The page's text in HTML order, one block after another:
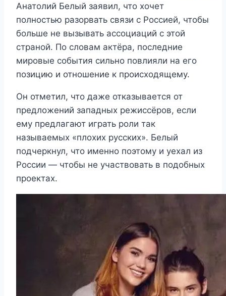
Анатолий Белый заявил, что хочет
полностью разорвать связи с Россией, чтобы
больше не вызывать ассоциаций с этой
страной. По словам актёра, последние
мировые события сильно повлияли на его
позицию и отношение к происходящему.
Он отметил, что даже отказывается от
предложений западных режиссёров, если
ему предлагают играть роли так
называемых «плохих русских». Белый
подчеркнул, что именно поэтому и уехал из
России — чтобы не участвовать в подобных
проектах.